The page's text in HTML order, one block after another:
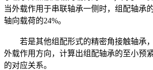
当外载作用于串联轴承一侧时，组配轴承
轴向载荷的24%。
若是其他组配形式的精密角接触轴承
外载作用方向，计算出组配轴承的至小预
的对应关系。